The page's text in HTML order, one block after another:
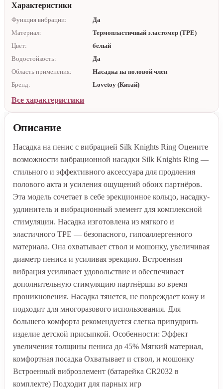
Характеристики
Функция вибрации:
Да
Материал:
Термопластичный эластомер (TPE)
Цвет:
белый
Водостойкость:
Да
Область применения:
Насадка на половой член
Бренд:
Lovetoy (Китай)
Все характеристики
Описание
Насадка на пенис с вибрацией Silk Knights Ring Оцените
возможности вибрационной насадки Silk Knights Ring —
стильного и эффективного аксессуара для продления
полового акта и усиления ощущений обоих партнёров.
Эта модель сочетает в себе эрекционное кольцо, насадку-
удлинитель и вибрационный элемент для комплексной
стимуляции. Насадка изготовлена из мягкого и
эластичного TPE — безопасного, гипоаллергенного
материала. Она охватывает ствол и мошонку, увеличивая
диаметр пениса и усиливая эрекцию. Встроенная
вибрация усиливает удовольствие и обеспечивает
дополнительную стимуляцию партнёрши во время
проникновения. Насадка тянется, не повреждает кожу и
подходит для многоразового использования. Для
большего комфорта рекомендуется слегка припудрить
изделие детской присыпкой. Особенности: Эффект
увеличения толщины пениса до 45% Мягкий материал,
комфортная посадка Охватывает и ствол, и мошонку
Встроенный виброэлемент (батарейка CR2032 в
комплекте) Подходит для парных игр